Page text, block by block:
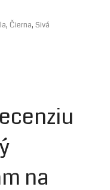
, Čierna, Sivá
na